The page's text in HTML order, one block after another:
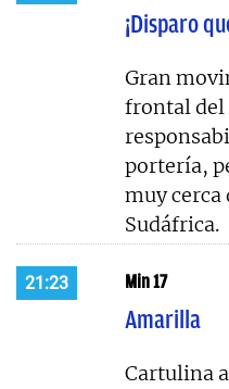
¡Disparo
Gran
frontal del
portería,
muy cerca
Sudáfrica.
21:23 Min 17
Amarilla
Cartulina